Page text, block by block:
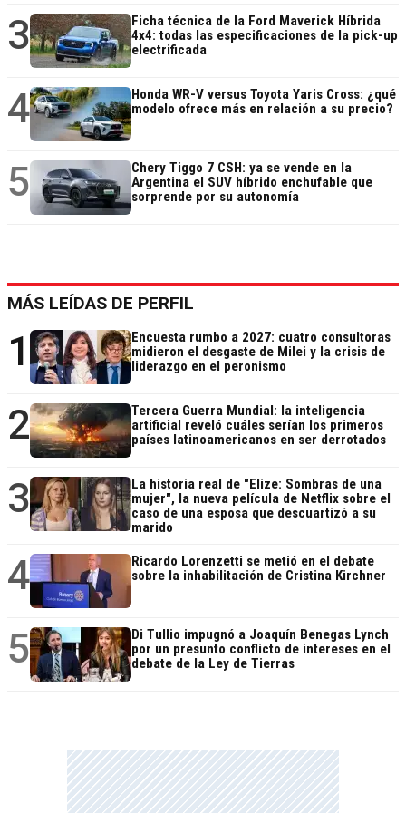
3
Ficha técnica de la Ford Maverick Híbrida
4x4: todas las especificaciones de la pick-up
electrificada
4
Honda WR-V versus Toyota Yaris Cross: ¿qué
modelo ofrece más en relación a su precio?
5
Chery Tiggo 7 CSH: ya se vende en la
Argentina el SUV híbrido enchufable que
sorprende por su autonomía
MÁS LEÍDAS DE PERFIL
1
Encuesta rumbo a 2027: cuatro consultoras
midieron el desgaste de Milei y la crisis de
liderazgo en el peronismo
2
Tercera Guerra Mundial: la inteligencia
artificial reveló cuáles serían los primeros
países latinoamericanos en ser derrotados
3
La historia real de "Elize: Sombras de una
mujer", la nueva película de Netflix sobre el
caso de una esposa que descuartizó a su
marido
4
Ricardo Lorenzetti se metió en el debate
sobre la inhabilitación de Cristina Kirchner
5
Di Tullio impugnó a Joaquín Benegas Lynch
por un presunto conflicto de intereses en el
debate de la Ley de Tierras